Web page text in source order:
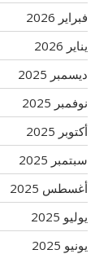
فبراير 2026
يناير 2026
ديسمبر 2025
نوفمبر 2025
أكتوبر 2025
سبتمبر 2025
أغسطس 2025
يوليو 2025
يونيو 2025